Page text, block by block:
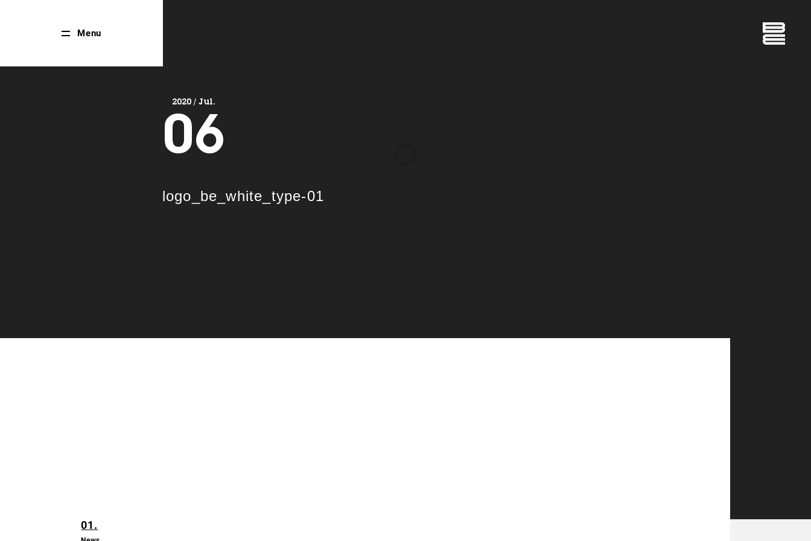
Menu
Menu
2020 / Jul.
06
logo_be_white_type-01
01.